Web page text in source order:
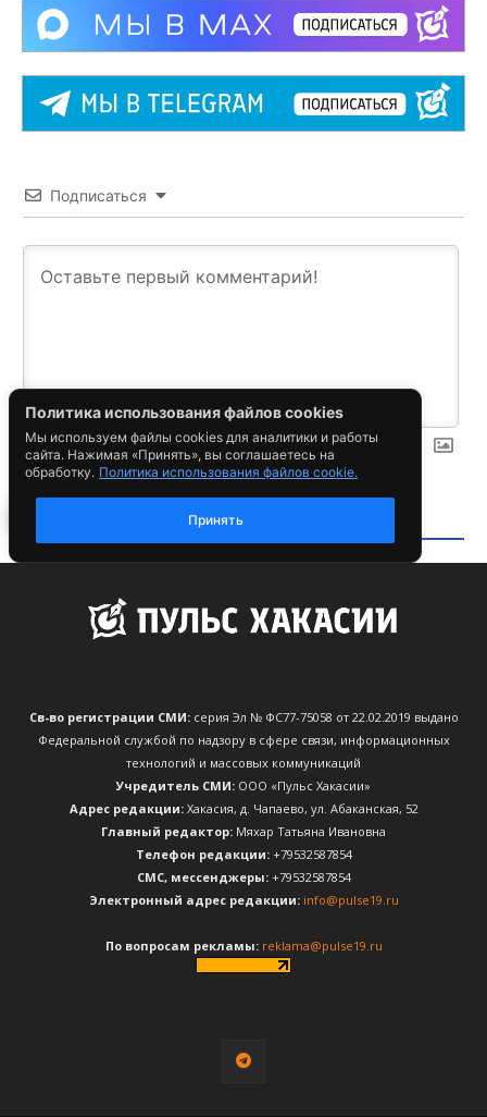
Св-во регистрации СМИ:серия Эл № ФС77-75058 от 22.02.2019 выдано
Федеральной службой по надзору в сфере связи, информационных
технологий и массовых коммуникаций
Учредитель СМИ: ООО «Пульс Хакасии»
Адрес редакции:Хакасия, д. Чапаево, ул. Абаканская, 52
Главный редактор: Мяхар Татьяна Ивановна
Телефон редакции:+79532587854
CМС, мессенджеры:+79532587854
Электронный адрес редакции: info@pulse19.ru
По вопросам рекламы: reklama@pulse19.ru